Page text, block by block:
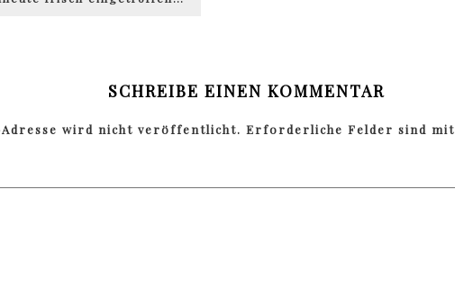
SCHREIBE EINEN KOMMENTAR
wird nicht veröffentlicht. Erforderliche Felder sind mit